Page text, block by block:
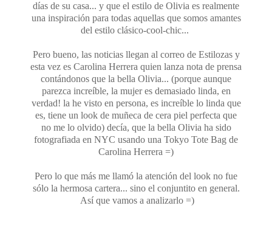
días de su casa... y que el estilo de Olivia es realmente
una inspiración para todas aquellas que somos amantes
del estilo clásico-cool-chic...
Pero bueno, las noticias llegan al correo de Estilozas y
esta vez es Carolina Herrera quien lanza nota de prensa
contándonos que la bella Olivia... (porque aunque
parezca increíble, la mujer es demasiado linda, en
verdad! la he visto en persona, es increíble lo linda que
es, tiene un look de muñeca de cera piel perfecta que
no me lo olvido) decía, que la bella Olivia ha sido
fotografiada en NYC usando una Tokyo Tote Bag de
Carolina Herrera =)
Pero lo que más me llamó la atención del look no fue
sólo la hermosa cartera... sino el conjuntito en general.
Así que vamos a analizarlo =)